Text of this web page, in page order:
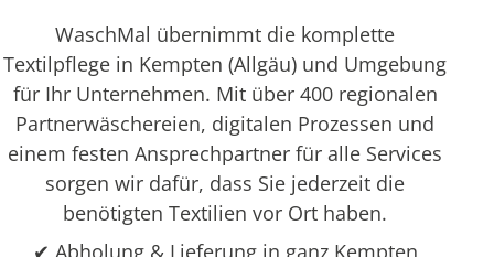
WaschMal übernimmt die komplette
Textilpflege in Kempten (Allgäu) und Umgebung
für Ihr Unternehmen. Mit über 400 regionalen
Partnerwäschereien, digitalen Prozessen und
einem festen Ansprechpartner für alle Services
sorgen wir dafür, dass Sie jederzeit die
benötigten Textilien vor Ort haben.
✔ Abholung & Lieferung in ganz Kempten